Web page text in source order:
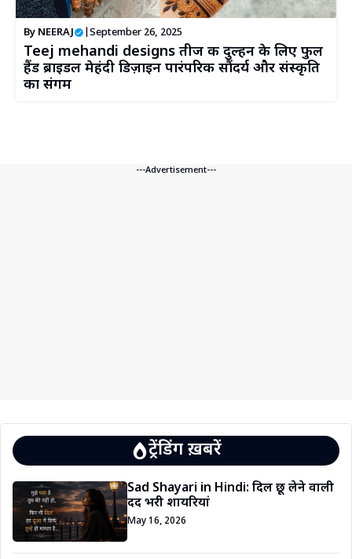
By NEERAJ September 26, 2025
Teej mehandi designs तीज की दुल्हन के लिए फुल
हैंड ब्राइडल मेहंदी डिज़ाइन पारंपरिक सौंदर्य और संस्कृति
का संगम
---Advertisement---
ट्रेंडिंग ख़बरें
Sad Shayari in Hindi: दिल छू लेने वाली
दर्द भरी शायरियां
May 16, 2026